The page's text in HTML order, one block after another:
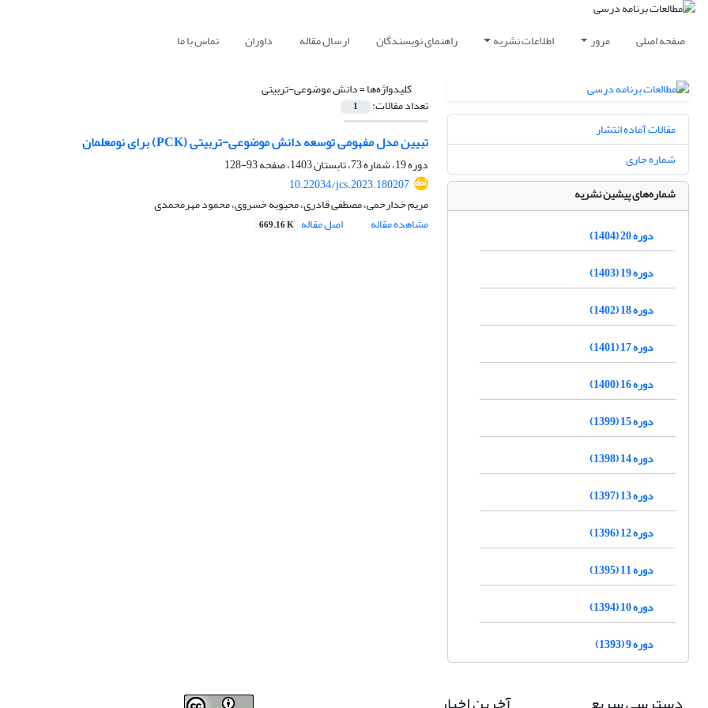
صفحه اصلی مرور اطلاعات نشریه راهنمای نویسندگان ارسال مقاله داوران تماس با ما
کلیدواژه‌ها =دانش موضوعی-تربیتی
تعداد مقالات: 1
تبیین مدل مفهومی توسعه دانش موضوعی-تربیتی (PCK) برای نومعلمان
دوره 19، شماره 73، تابستان 1403، صفحه
93-128
10.22034/jcs.2023.180207
مریم خدارحمی، مصطفی قادری، محبوبه خسروی، محمود مهرمحمدی
مشاهده مقاله
اصل مقاله 669.16 K
مقالات آماده انتشار
شماره جاری
شماره‌های پیشین نشریه
دوره 20 (1404)
دوره 19 (1403)
دوره 18 (1402)
دوره 17 (1401)
دوره 16 (1400)
دوره 15 (1399)
دوره 14 (1398)
دوره 13 (1397)
دوره 12 (1396)
دوره 11 (1395)
دوره 10 (1394)
دوره 9 (1393)